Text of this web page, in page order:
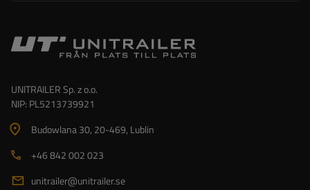
UNITRAILER Sp. z o.o.
NIP: PL5213739921
Budowlana 30, 20-469, Lublin
+46 842 002 023
unitrailer@unitrailer.se